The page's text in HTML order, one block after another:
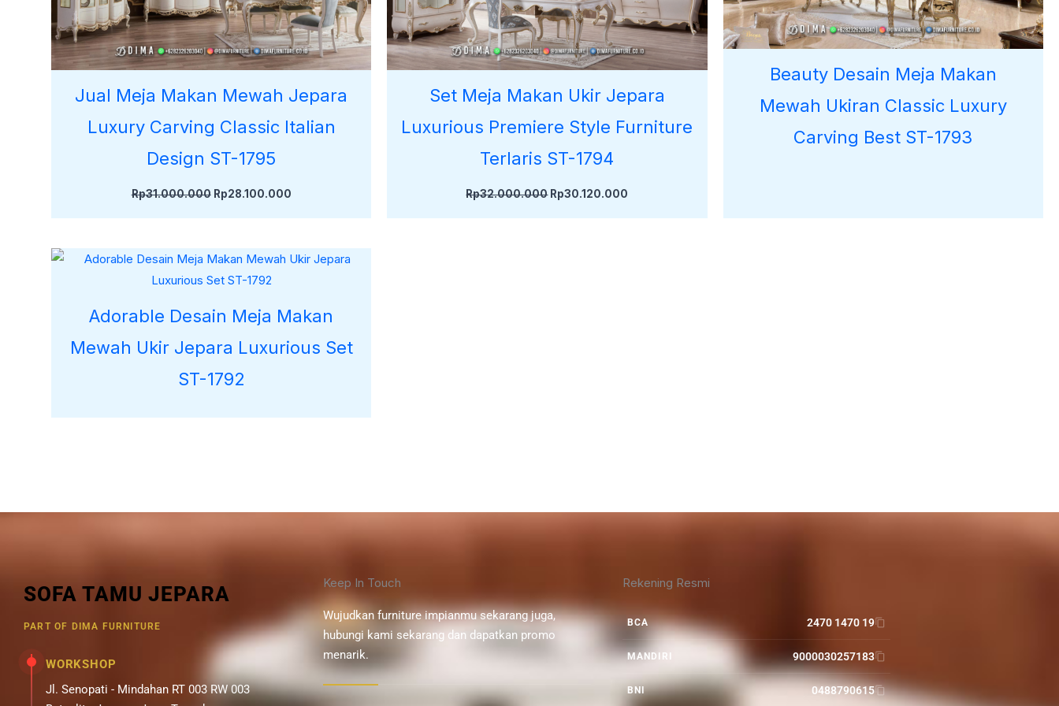
Jual Meja Makan Mewah Jepara
Luxury Carving Classic Italian
Design ST-1795
Rp31.000.000 Rp28.100.000
Set Meja Makan Ukir Jepara
Luxurious Premiere Style Furniture
Terlaris ST-1794
Rp32.000.000 Rp30.120.000
Beauty Desain Meja Makan
Mewah Ukiran Classic Luxury
Carving Best ST-1793
Adorable Desain Meja Makan
Mewah Ukir Jepara Luxurious Set
ST-1792
SOFA TAMU JEPARA
PART OF DIMA FURNITURE
WORKSHOP
Jl. Senopati - Mindahan RT 003 RW 003
Keep In Touch
Wujudkan furniture impianmu sekarang juga,
hubungi kami sekarang dan dapatkan promo
menarik.
Rekening Resmi
BCA 2470 1470 19
MANDIRI 9000030257183
BNI 0488790615